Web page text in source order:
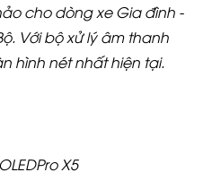
cho dòng xe Gia đình -
Với bộ xử lý âm thanh
hình nét nhất hiện tại.
X5